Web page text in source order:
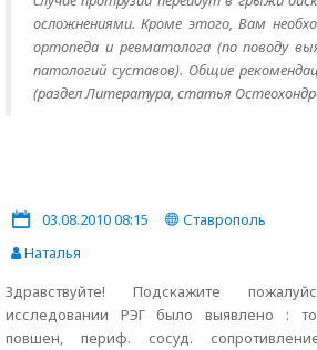
осложнениями. Кроме этого, Вам
ортопеда и ревматолога (по поводу
патологий суставов). Общие
(раздел Литература, статья
03.08.2010 08:15
Ставрополь
Наталья
Здравствуйте! Подскажите
исследовании РЭГ было выявлено :
повшен, периф. сосуд.